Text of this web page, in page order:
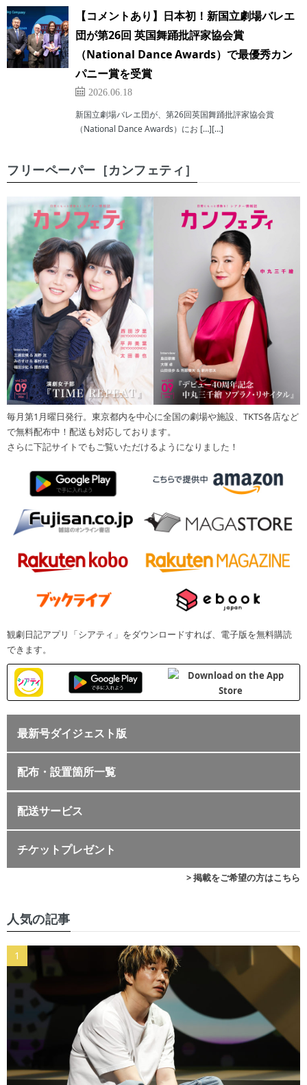
【コメントあり】日本初！新国立劇場バレエ
団が第26回 英国舞踊批評家協会賞
（National Dance Awards）で最優秀カン
パニー賞を受賞
2026.06.18
新国立劇場バレエ団が、第26回英国舞踊批評家協会賞
（National Dance Awards）にお […][…]
フリーペーパー［カンフェティ］
毎月第1月曜日発行。東京都内を中心に全国の劇場や施設、TKTS各店など
で無料配布中！配送も対応しております。
さらに下記サイトでもご覧いただけるようになりました！
観劇日記アプリ「シアティ」をダウンロードすれば、電子版を無料購読
できます。
最新号ダイジェスト版
配布・設置箇所一覧
配送サービス
チケットプレゼント
> 掲載をご希望の方はこちら
人気の記事